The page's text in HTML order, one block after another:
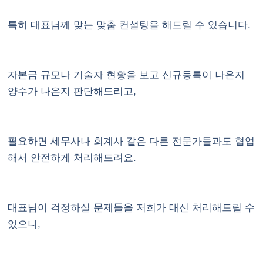
특히 대표님께 맞는 맞춤 컨설팅을 해드릴 수 있습니다.
자본금 규모나 기술자 현황을 보고 신규등록이 나은지
양수가 나은지 판단해드리고,
필요하면 세무사나 회계사 같은 다른 전문가들과도 협업
해서 안전하게 처리해드려요.
대표님이 걱정하실 문제들을 저희가 대신 처리해드릴 수
있으니,